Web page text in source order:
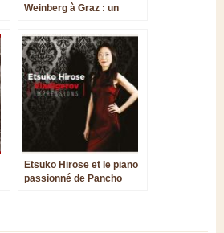
Weinberg à Graz : un
émotionnel sur DVD
Etsuko Hirose et le piano
passionné de Pancho